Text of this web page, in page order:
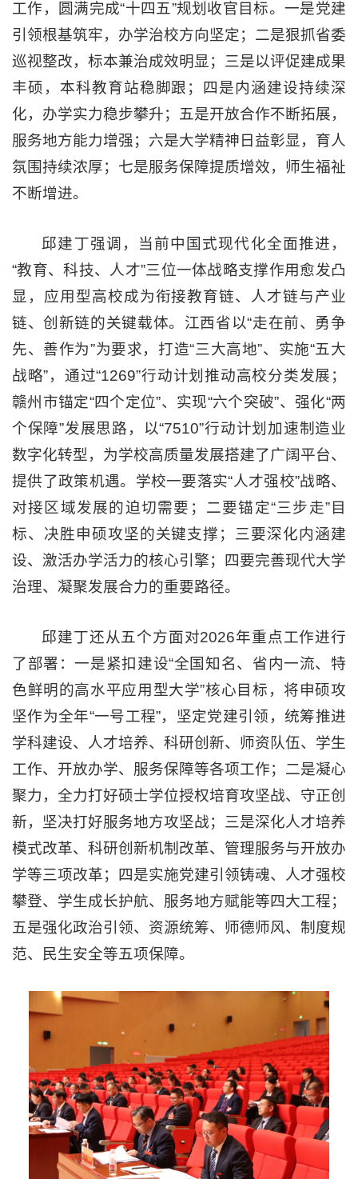
工作，圆满完成“十四五”规划收官目标。一是党建
引领根基筑牢，办学治校方向坚定；二是狠抓省委
巡视整改，标本兼治成效明显；三是以评促建成果
丰硕，本科教育站稳脚跟；四是内涵建设持续深
化，办学实力稳步攀升；五是开放合作不断拓展，
服务地方能力增强；六是大学精神日益彰显，育人
氛围持续浓厚；七是服务保障提质增效，师生福祉
不断增进。
邱建丁强调，当前中国式现代化全面推进，
“教育、科技、人才”三位一体战略支撑作用愈发凸
显，应用型高校成为衔接教育链、人才链与产业
链、创新链的关键载体。江西省以“走在前、勇争
先、善作为”为要求，打造“三大高地”、实施“五大
战略”，通过“1269”行动计划推动高校分类发展；
赣州市锚定“四个定位”、实现“六个突破”、强化“两
个保障”发展思路，以“7510”行动计划加速制造业
数字化转型，为学校高质量发展搭建了广阔平台、
提供了政策机遇。学校一要落实“人才强校”战略、
对接区域发展的迫切需要；二要锚定“三步走”目
标、决胜申硕攻坚的关键支撑；三要深化内涵建
设、激活办学活力的核心引擎；四要完善现代大学
治理、凝聚发展合力的重要路径。
邱建丁还从五个方面对2026年重点工作进行
了部署：一是紧扣建设“全国知名、省内一流、特
色鲜明的高水平应用型大学”核心目标，将申硕攻
坚作为全年“一号工程”，坚定党建引领，统筹推进
学科建设、人才培养、科研创新、师资队伍、学生
工作、开放办学、服务保障等各项工作；二是凝心
聚力，全力打好硕士学位授权培育攻坚战、守正创
新，坚决打好服务地方攻坚战；三是深化人才培养
模式改革、科研创新机制改革、管理服务与开放办
学等三项改革；四是实施党建引领铸魂、人才强校
攀登、学生成长护航、服务地方赋能等四大工程；
五是强化政治引领、资源统筹、师德师风、制度规
范、民生安全等五项保障。